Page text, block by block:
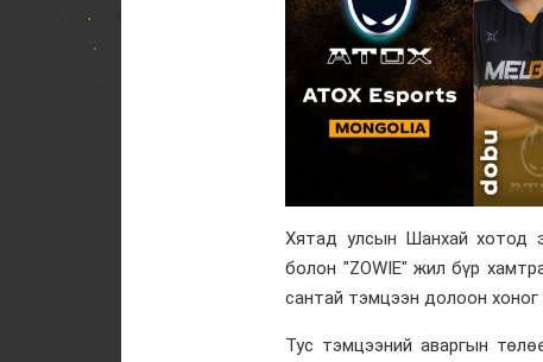
Хятад улсын Шанхай хотод
болон "ZOWIE" жил бүр
сантай тэмцээн долоон хоног
Тус тэмцээний аваргын